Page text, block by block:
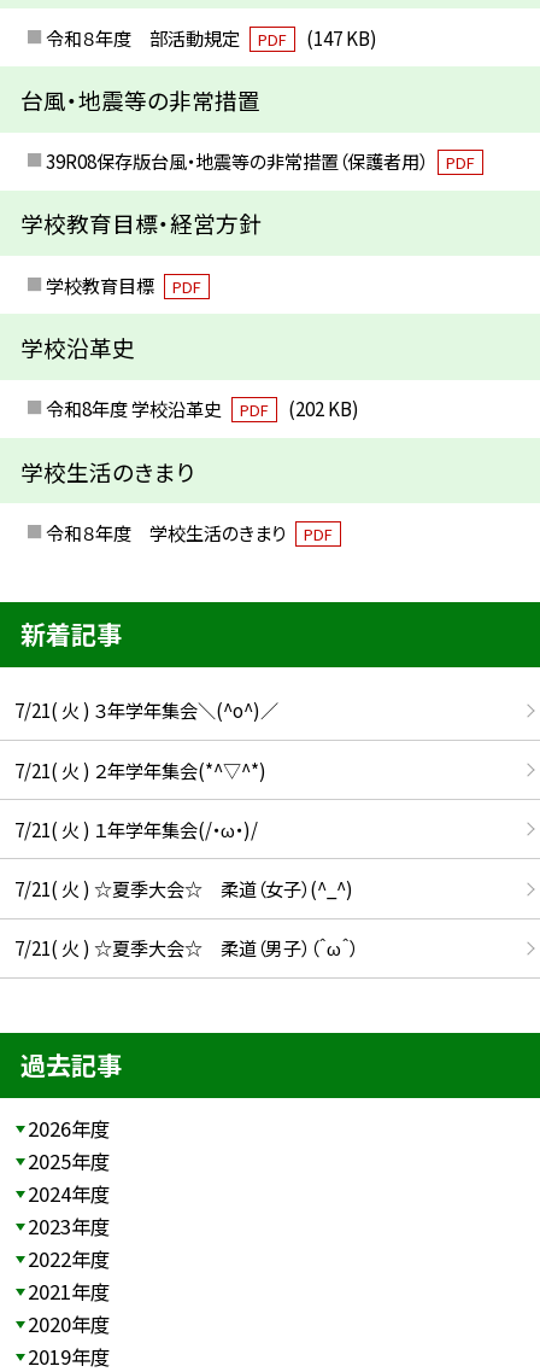
令和８年度 部活動規定 PDF (147 KB)
台風・地震等の非常措置
39R08保存版台風・地震等の非常措置（保護者用） PDF
学校教育目標・経営方針
学校教育目標 PDF
学校沿革史
令和8年度 学校沿革史 PDF (202 KB)
学校生活のきまり
令和８年度 学校生活のきまり PDF
新着記事
7/21( 火 ) ３年学年集会＼(^o^)／
7/21( 火 ) ２年学年集会(*^▽^*)
7/21( 火 ) １年学年集会(/・ω・)/
7/21( 火 ) ☆夏季大会☆ 柔道（女子）(^_^)
7/21( 火 ) ☆夏季大会☆ 柔道（男子）（＾ω＾）
過去記事
2026年度
2025年度
2024年度
2023年度
2022年度
2021年度
2020年度
2019年度